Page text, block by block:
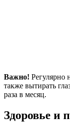
Важно! Регулярно
также вытирать
раза в месяц.
Здоровье и